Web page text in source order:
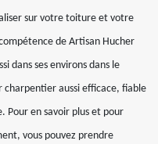
sur votre toiture et votre
de Artisan Hucher
dans ses environs dans le
charpentier aussi efficace, fiable
Pour en savoir plus et pour
vous pouvez prendre